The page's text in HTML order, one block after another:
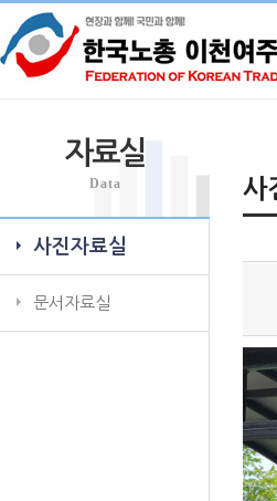
자료실
Data
사진자료실
문서자료실
사